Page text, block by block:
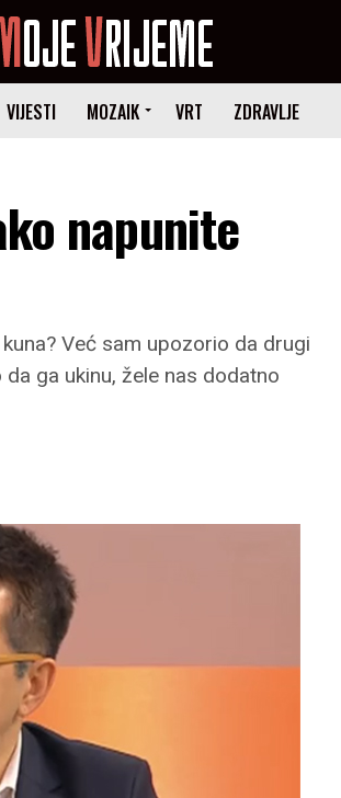
VIJESTI MOZAIK VRT ZDRAVLJE
napunite
Već sam upozorio da drugi
ga ukinu, žele nas dodatno